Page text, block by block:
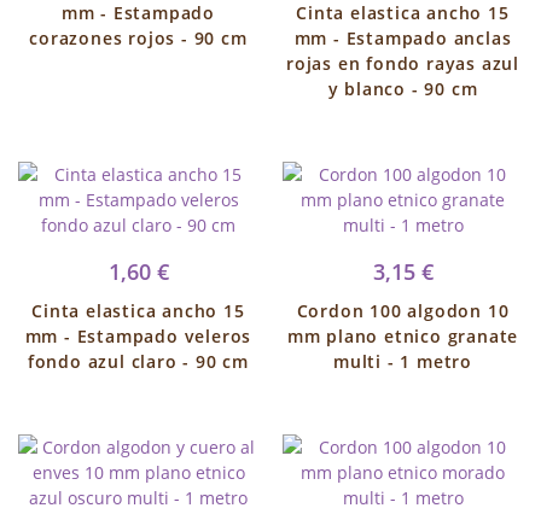
mm - Estampado
corazones rojos - 90 cm
Cinta elastica ancho 15
mm - Estampado anclas
rojas en fondo rayas azul
y blanco - 90 cm
1,60 €
Cinta elastica ancho 15
mm - Estampado veleros
fondo azul claro - 90 cm
3,15 €
Cordon 100 algodon 10
mm plano etnico granate
multi - 1 metro